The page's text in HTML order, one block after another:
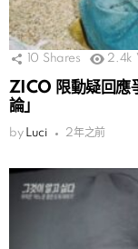
10 Shares 2.4k
ZICO 限動疑回應
論」
by Luci 2年之前